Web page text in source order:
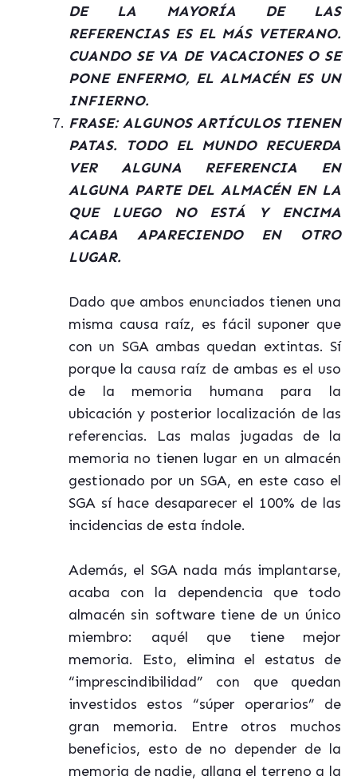
DE LA MAYORÍA DE LAS
REFERENCIAS ES EL MÁS VETERANO.
CUANDO SE VA DE VACACIONES O SE
PONE ENFERMO, EL ALMACÉN ES UN
INFIERNO.
FRASE: ALGUNOS ARTÍCULOS TIENEN
PATAS. TODO EL MUNDO RECUERDA
VER ALGUNA REFERENCIA EN
ALGUNA PARTE DEL ALMACÉN EN LA
QUE LUEGO NO ESTÁ Y ENCIMA
ACABA APARECIENDO EN OTRO
LUGAR.
Dado que ambos enunciados tienen una
misma causa raíz, es fácil suponer que
con un SGA ambas quedan extintas. Sí
porque la causa raíz de ambas es el uso
de la memoria humana para la
ubicación y posterior localización de las
referencias. Las malas jugadas de la
memoria no tienen lugar en un almacén
gestionado por un SGA, en este caso el
SGA sí hace desaparecer el 100% de las
incidencias de esta índole.
Además, el SGA nada más implantarse,
acaba con la dependencia que todo
almacén sin software tiene de un único
miembro: aquél que tiene mejor
memoria. Esto, elimina el estatus de
“imprescindibilidad” con que quedan
investidos estos “súper operarios” de
gran memoria. Entre otros muchos
beneficios, esto de no depender de la
memoria de nadie, allana el terreno a la